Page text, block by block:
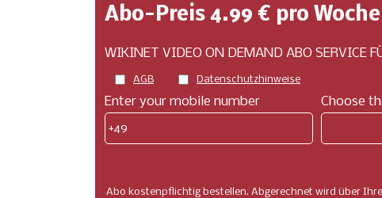
Abo-Preis 4.99 € pro Woche
WIKINET VIDEO ON DEMAND ABO SERVICE
AGB Datenschutzhinweise
Enter your mobile number
+49
Choose
Abo kostenpflichtig bestellen. Abgerechnet wird über